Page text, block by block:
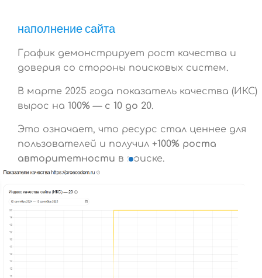
наполнение сайта
График демонстрирует рост качества и
доверия со стороны поисковых систем.
В марте 2025 года показатель качества (ИКС)
вырос на 100% — с 10 до 20.
Это означает, что ресурс стал ценнее для
пользователей и получил +100% роста
авторитетности в поиске.